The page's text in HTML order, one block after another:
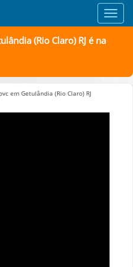
(Rio Claro) RJ é na
em Getulândia (Rio Claro) RJ